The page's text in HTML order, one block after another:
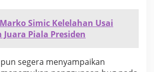
Marko Simic Kelelahan Usai
Piala Presiden
segera menyampaikan